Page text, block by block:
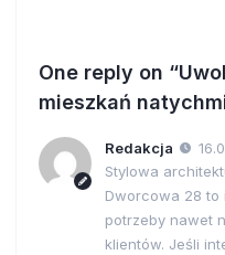
One reply on
mieszkań
Redakcja
Stylowa
Dworcowa 28 to
potrzeby nawet
klientów. Jeśli